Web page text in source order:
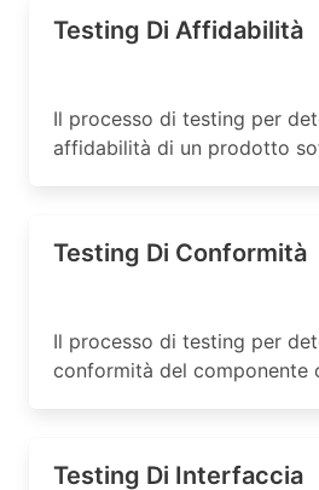
Testing Di Affidabilità
Il processo di testing per
affidabilità di un prodotto
Testing Di Conformità
Il processo di testing per
conformità del componente
Testing Di Interfaccia